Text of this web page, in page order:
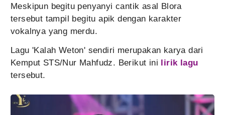
Meskipun begitu penyanyi cantik asal Blora
tersebut tampil begitu apik dengan karakter
vokalnya yang merdu.
Lagu 'Kalah Weton' sendiri merupakan karya dari
Kemput STS/Nur Mahfudz. Berikut ini lirik lagu
tersebut.